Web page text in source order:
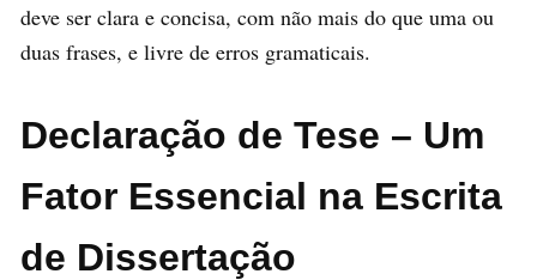
deve ser clara e concisa, com não mais do que uma ou
duas frases, e livre de erros gramaticais.
Declaração de Tese – Um
Fator Essencial na Escrita
de Dissertação